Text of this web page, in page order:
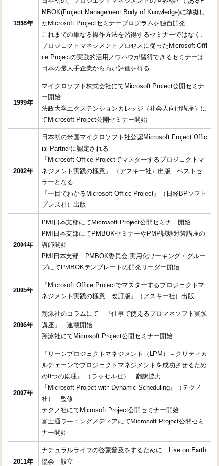
1998年
MBOK(Project Management Body of Knowledge)に準拠し
たMicrosoft Projectセミナープログラムを独自開発
これまでの単なる操作方法を習得するセミナーではなく、
プロジェクトマネジメントプロセスに従ったMicrosoft Offi
ce Projectの実践的活用ノウハウが習得できるセミナーは
日本の最大手企業から高い評価を得る
1999年
マイクロソフト株式会社にてMicrosoft Project公開セミナ
ー開始
法政大学エクステンションカレッジ（社会人向け講座）に
てMicrosoft Project公開セミナー開始
2002年
日本初の米国マイクロソフト社公認Microsoft Project Offic
ial Partnerに認定される
『Microsoft Office Projectでマスターするプロジェクトマ
ネジメント実践の極意』 （アスキー社）出版 ベストセ
ラーとなる
『一目でわかるMicrosoft Office Project』（日経BPソフト
プレス社）出版
2004年
PMI日本支部にてMicrosoft Project公開セミナー開始
PMI日本支部にてPMBOKセミナーやPMP試験対策講座の
講師開始
PMI日本支部 PMBOK委員会 実用化ワーキング・グルー
プにてPMBOKテンプレートの開発リーダー開始
2005年
『Microsoft Office Projectでマスターするプロジェクトマ
ネジメント実践の極意 改訂版』（アスキー社）出版
2006年
翔泳社のコラムにて 『仕事で使えるプロマネソフト実践
講座』 連載開始
翔泳社にてMicrosoft Project公開セミナー開始
2007年
『リーンプロジェクトマネジメント（LPM）－クリティカ
ルチェーンでプロジェクトマネジメントを成功させるため
の8つの原理』 （ラッセル社） 翻訳協力
『Microsoft Project with Dynamic Scheduling』（テクノ
社） 監修
テクノ社にてMicrosoft Project公開セミナー開始
富士通ラーニングメディアにてMicrosoft Project公開セミ
ナー開始
2011年
ナチュラルライフの啓蒙普及をするために Live on Earth
協会 設立